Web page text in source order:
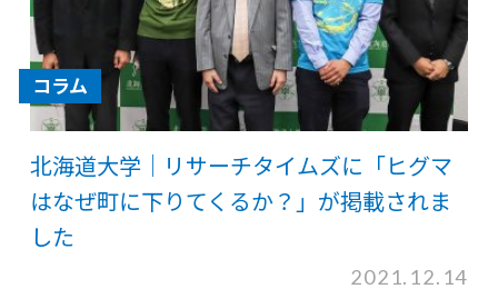
コラム
北海道大学｜リサーチタイムズに「ヒグマ
はなぜ町に下りてくるか？」が掲載されま
した
2021.12.14